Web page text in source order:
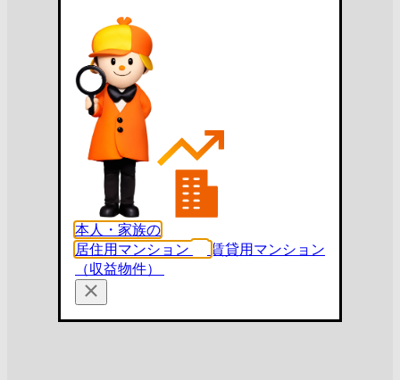
本人・家族の
居住用マンション
賃貸用マンション
（収益物件）